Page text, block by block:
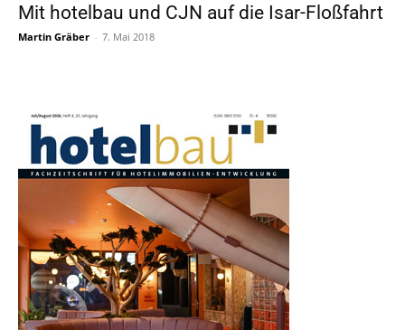
Mit hotelbau und CJN auf die Isar-Floßfahrt
Martin Gräber - 7. Mai 2018